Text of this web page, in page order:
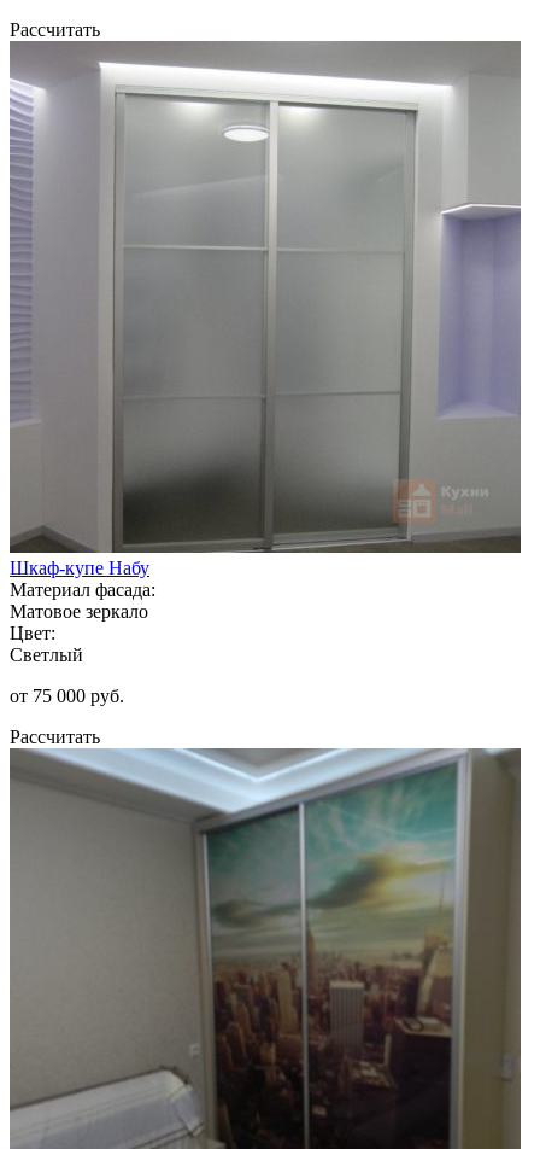
Рассчитать
Шкаф-купе Набу
Материал фасада:
Матовое зеркало
Цвет:
Светлый
от 75 000 руб.
Рассчитать